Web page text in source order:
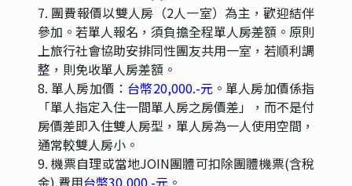
7. 團費報價以雙人房（2人一室）為主，歡迎結伴
參加。若單人報名，須負擔全程單人房差額。原則
上旅行社會協助安排同性團友共用一室，若順利調
整，則免收單人房差額。
8. 單人房加價： 台幣20,000.-元。單人房加價係指
「單人指定入住一間單人房之房價差」，而不是付
房價差即入住雙人房型，單人房為一人使用空間，
通常較雙人房小。
9. 機票自理或當地JOIN團體可扣除團體機票(含稅
金).費用台幣30,000.-元。